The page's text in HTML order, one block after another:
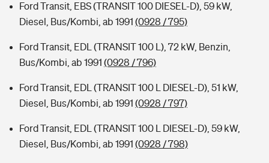
Ford Transit, EBS (TRANSIT 100 DIESEL-D), 59 kW,
Diesel, Bus/Kombi, ab 1991 (0928 / 795)
Ford Transit, EDL (TRANSIT 100 L), 72 kW, Benzin,
Bus/Kombi, ab 1991 (0928 / 796)
Ford Transit, EDL (TRANSIT 100 L DIESEL-D), 51 kW,
Diesel, Bus/Kombi, ab 1991 (0928 / 797)
Ford Transit, EDL (TRANSIT 100 L DIESEL-D), 59 kW,
Diesel, Bus/Kombi, ab 1991 (0928 / 798)